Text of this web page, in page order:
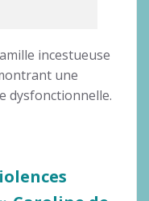
incestueuse
une
dysfonctionnelle.